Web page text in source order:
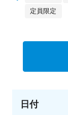
定員限定
日付